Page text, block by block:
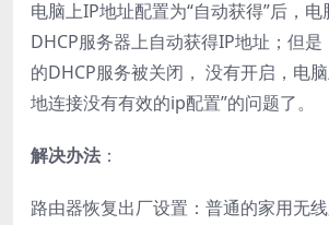
电脑上IP地址配置为“自动获得”后，
DHCP服务器上自动获得IP地址；但
的DHCP服务被关闭， 没有开启，电
地连接没有有效的ip配置”的问题了。
解决办法 ：
路由器恢复出厂设置：普通的家用无